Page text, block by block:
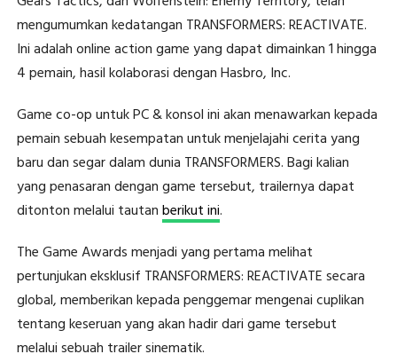
mengumumkan kedatangan TRANSFORMERS: REACTIVATE.
Ini adalah online action game yang dapat dimainkan 1 hingga
4 pemain, hasil kolaborasi dengan Hasbro, Inc.
Game co-op untuk PC & konsol ini akan menawarkan kepada
pemain sebuah kesempatan untuk menjelajahi cerita yang
baru dan segar dalam dunia TRANSFORMERS. Bagi kalian
yang penasaran dengan game tersebut, trailernya dapat
ditonton melalui tautanberikut ini.
The Game Awards menjadi yang pertama melihat
pertunjukan eksklusif TRANSFORMERS: REACTIVATE secara
global, memberikan kepada penggemar mengenai cuplikan
tentang keseruan yang akan hadir dari game tersebut
melalui sebuah trailer sinematik.